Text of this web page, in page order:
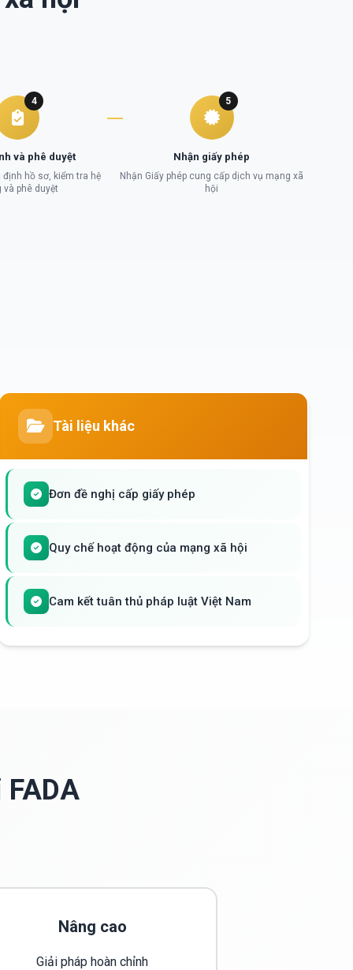
4
và phê duyệt
định hồ sơ, kiểm tra hệ
và phê duyệt
5
Nhận giấy phép
Nhận Giấy phép cung cấp dịch vụ mạng xã
hội
Tài liệu khác
Đơn đề nghị cấp giấy phép
Quy chế hoạt động của mạng xã hội
Cam kết tuân thủ pháp luật Việt Nam
Nâng cao
Giải pháp hoàn chỉnh